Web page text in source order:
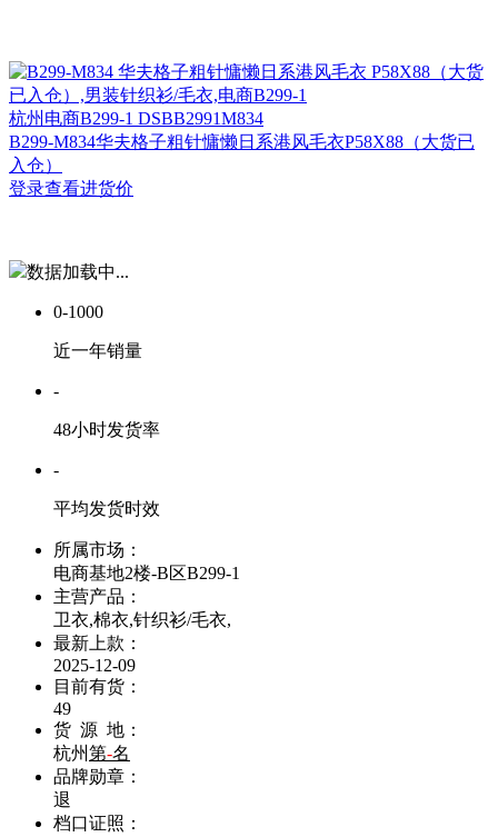
杭州 电商B299-1 DSBB2991M834
B299-M834华夫格子粗针慵懒日系港风毛衣P58X88（大货已
入仓）
登录查看进货价
数据加载中...
0-1000
近一年销量
-
48小时发货率
-
平均发货时效
所属市场：
电商基地2楼-B区B299-1
主营产品：
卫衣,棉衣,针织衫/毛衣,
最新上款：
2025-12-09
目前有货：
49
货 源 地：
杭州第-名
品牌勋章：
退
档口证照：